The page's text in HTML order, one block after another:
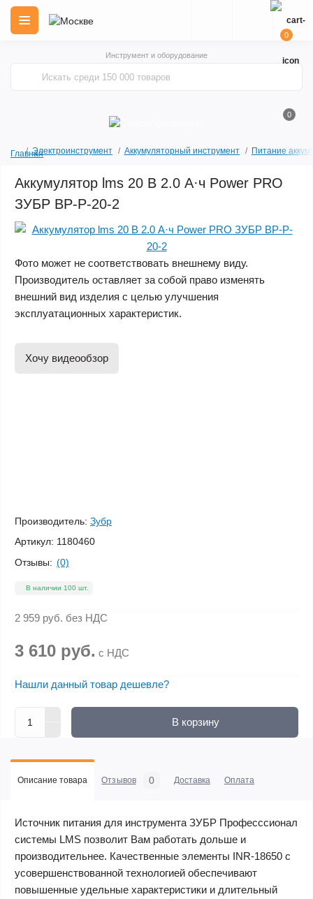
Инструмент и оборудование
0
0
ГлавнаяЭлектроинструмент Аккумуляторный инструмент Питание
Аккумулятор lms 20 В 2.0 А·ч Power PRO
ЗУБР BP-P-20-2
Фото может не соответствовать внешнему виду.
Производитель оставляет за собой право изменять
внешний вид изделия с целью улучшения
эксплуатационных характеристик.
Хочу видеообзор
Производитель: Зубр
Артикул: 1180460
Отзывы: (0)
В наличии 100 шт.
2 959 руб. без НДС
3 610 руб. с НДС
Нашли данный товар дешевле?
В корзину
Описание товара Отзывов 0 Доставка Оплата
Источник питания для инструмента ЗУБР Професссионал
системы LMS позволит Вам работать дольше и
производительнее. Качественные элементы INR-18650 с
усовершенствованной технологией обеспечивают
повышенные удельные характеристики и длительный